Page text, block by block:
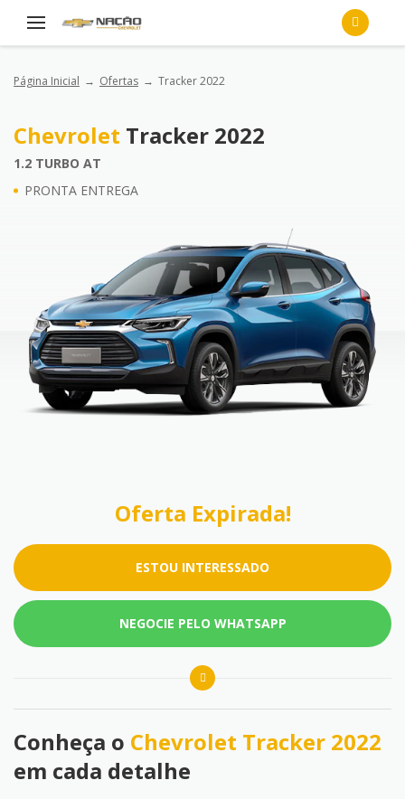
Página Inicial Ofertas Tracker 2022
Chevrolet Tracker 2022
1.2 TURBO AT
PRONTA ENTREGA
Oferta Expirada!
ESTOU INTERESSADO
NEGOCIE PELO WHATSAPP
Conheça o Chevrolet Tracker 2022
em cada detalhe